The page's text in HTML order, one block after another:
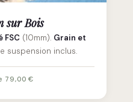
sur Bois
FSC(10mm). Grain et
suspension inclus.
79,00 €